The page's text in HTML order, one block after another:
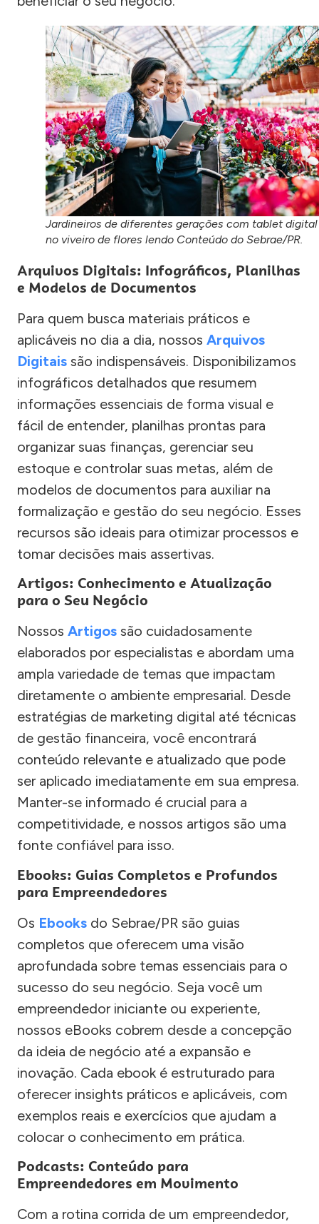
Jardineiros de diferentes gerações com tablet digital
no viveiro de flores lendo Conteúdo do Sebrae/PR.
Arquivos Digitais: Infográficos, Planilhas
e Modelos de Documentos
Para quem busca materiais práticos e
aplicáveis no dia a dia, nossos Arquivos
Digitais são indispensáveis. Disponibilizamos
infográficos detalhados que resumem
informações essenciais de forma visual e
fácil de entender, planilhas prontas para
organizar suas finanças, gerenciar seu
estoque e controlar suas metas, além de
modelos de documentos para auxiliar na
formalização e gestão do seu negócio. Esses
recursos são ideais para otimizar processos e
tomar decisões mais assertivas.
Artigos: Conhecimento e Atualização
para o Seu Negócio
Nossos Artigos são cuidadosamente
elaborados por especialistas e abordam uma
ampla variedade de temas que impactam
diretamente o ambiente empresarial. Desde
estratégias de marketing digital até técnicas
de gestão financeira, você encontrará
conteúdo relevante e atualizado que pode
ser aplicado imediatamente em sua empresa.
Manter-se informado é crucial para a
competitividade, e nossos artigos são uma
fonte confiável para isso.
Ebooks: Guias Completos e Profundos
para Empreendedores
Os Ebooks do Sebrae/PR são guias
completos que oferecem uma visão
aprofundada sobre temas essenciais para o
sucesso do seu negócio. Seja você um
empreendedor iniciante ou experiente,
nossos eBooks cobrem desde a concepção
da ideia de negócio até a expansão e
inovação. Cada ebook é estruturado para
oferecer insights práticos e aplicáveis, com
exemplos reais e exercícios que ajudam a
colocar o conhecimento em prática.
Podcasts: Conteúdo para
Empreendedores em Movimento
Com a rotina corrida de um empreendedor,